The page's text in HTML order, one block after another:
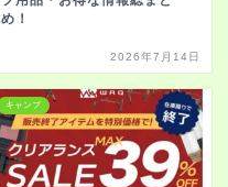
め！
2026年7月14日
キャンプ